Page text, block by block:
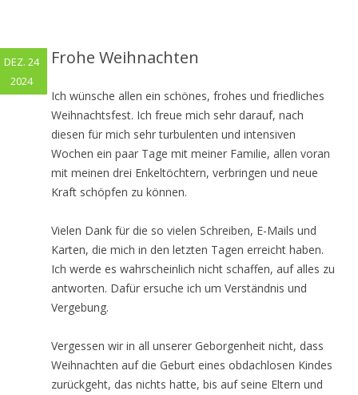
Frohe Weihnachten
Ich wünsche allen ein schönes, frohes und friedliches
Weihnachtsfest. Ich freue mich sehr darauf, nach
diesen für mich sehr turbulenten und intensiven
Wochen ein paar Tage mit meiner Familie, allen voran
mit meinen drei Enkeltöchtern, verbringen und neue
Kraft schöpfen zu können.
Vielen Dank für die so vielen Schreiben, E-Mails und
Karten, die mich in den letzten Tagen erreicht haben.
Ich werde es wahrscheinlich nicht schaffen, auf alles zu
antworten. Dafür ersuche ich um Verständnis und
Vergebung.
Vergessen wir in all unserer Geborgenheit nicht, dass
Weihnachten auf die Geburt eines obdachlosen Kindes
zurückgeht, das nichts hatte, bis auf seine Eltern und
DEZ. 24
2024